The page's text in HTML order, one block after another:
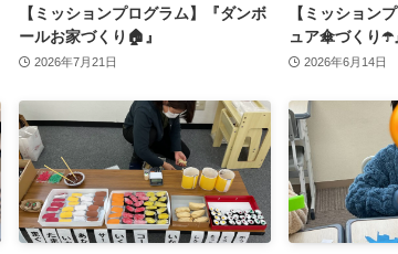
【ミッションプログラム】『ダンボ
ールお家づくり🏠』
2026年7月21日
【ミッション
ュア傘づくり☂️
2026年6月14日